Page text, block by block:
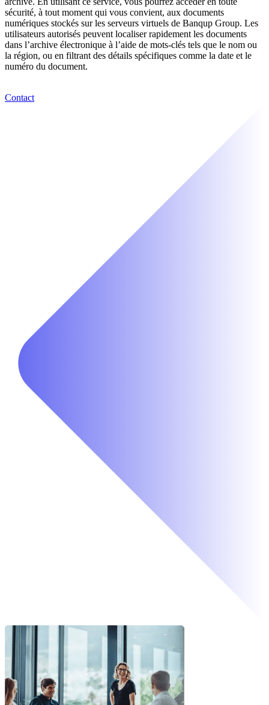
sécurité, à tout moment qui vous convient, aux documents
numériques stockés sur les serveurs virtuels de Banqup Group. Les
utilisateurs autorisés peuvent localiser rapidement les documents
dans l’archive électronique à l’aide de mots-clés tels que le nom ou
la région, ou en filtrant des détails spécifiques comme la date et le
numéro du document.
Contact